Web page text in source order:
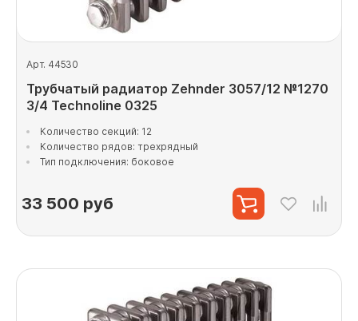
Арт. 44530
Трубчатый радиатор Zehnder 3057/12 №1270
3/4 Technoline 0325
Количество секций: 12
Количество рядов: трехрядный
Тип подключения: боковое
33 500 руб